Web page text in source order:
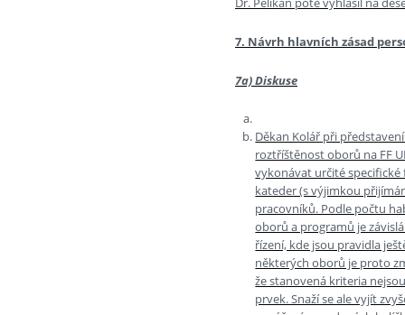
7. Návrh hlavních zásad
7a) Diskuse
Děkan Kolář při
roztříštěnost oborů na FF
vykonávat určité specifické
kateder (s výjimkou
pracovníků. Podle počtu
oborů a programů je
řízení, kde jsou pravidla
některých oborů je proto
že stanovená kriteria
prvek. Snaží se ale vyjít